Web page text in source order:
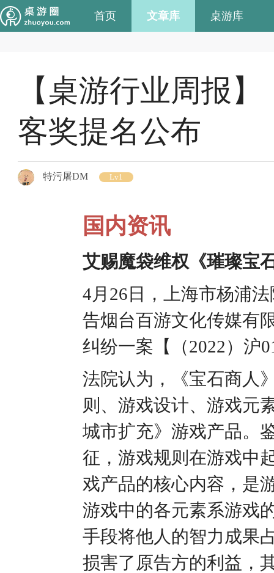
首页 文章库 桌游库
【桌游行业周报
客奖提名公布
特污屠DM Lv1
国内资讯
艾赐魔袋维权《璀璨宝
4月26日，上海市杨浦
告烟台百游文化传媒有
纠纷一案【（2022）沪
法院认为，《宝石商人
则、游戏设计、游戏元
城市扩充》游戏产品。
征，游戏规则在游戏中
戏产品的核心内容，是
游戏中的各元素系游戏
手段将他人的智力成果
损害了原告方的利益，